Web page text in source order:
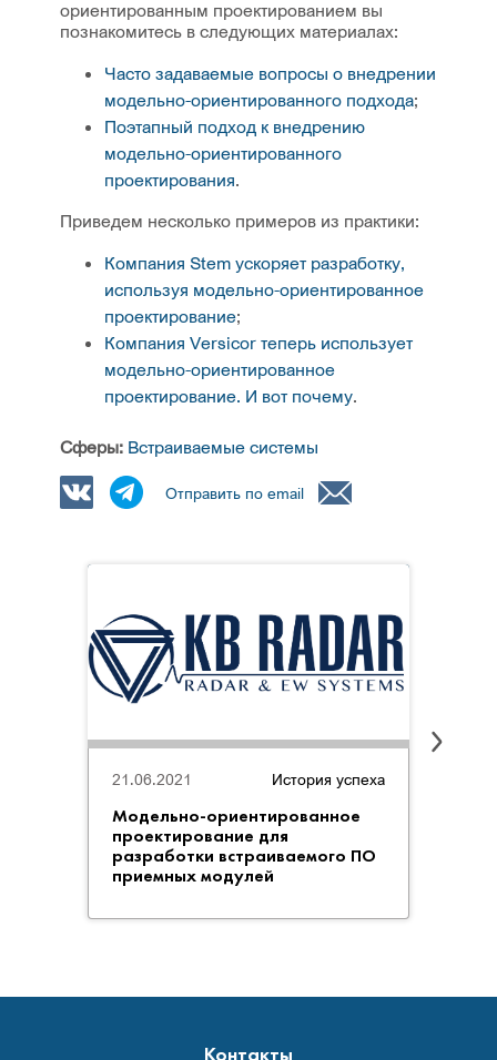
ориентированным проектированием вы
познакомитесь в следующих материалах:
Часто задаваемые вопросы о внедрении
модельно-ориентированного подхода;
Поэтапный подход к внедрению
модельно-ориентированного
проектирования.
Приведем несколько примеров из практики:
Компания Stem ускоряет разработку,
используя модельно-ориентированное
проектирование;
Компания Versicor теперь использует
модельно-ориентированное
проектирование. И вот почему.
Сферы: Встраиваемые системы
Отправить по email
История успеха
Модельно-ориентированное
проектирование для
разработки встраиваемого ПО
приемных модулей
21.06.2021
Контакты